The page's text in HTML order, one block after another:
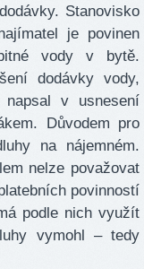
Stanovisko
je povinen
vody v bytě.
dodávky vody,
napsal v usnesení
Důvodem pro
na nájemném.
nelze považovat
povinností
podle nich využít
vymohl – tedy